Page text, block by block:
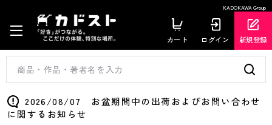
KADOKAWA Group
カート ログイン 新規登録
2026/08/07 お盆期間中の出荷およびお問い合わせ
に関するお知らせ